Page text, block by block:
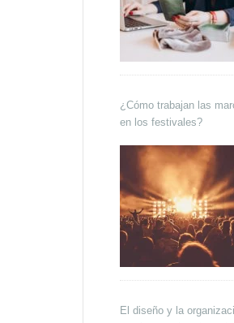
¿Cómo trabajan las
en los festivales?
El diseño y la